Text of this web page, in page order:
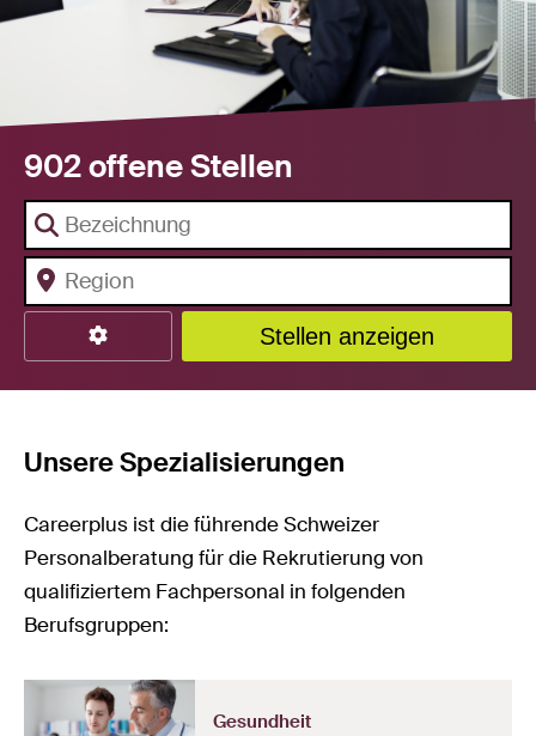
902 offene Stellen
Stellen anzeigen
Unsere Spezialisierungen
Careerplus ist die führende Schweizer
Personalberatung für die Rekrutierung von
qualifiziertem Fachpersonal in folgenden
Berufsgruppen:
Gesundheit